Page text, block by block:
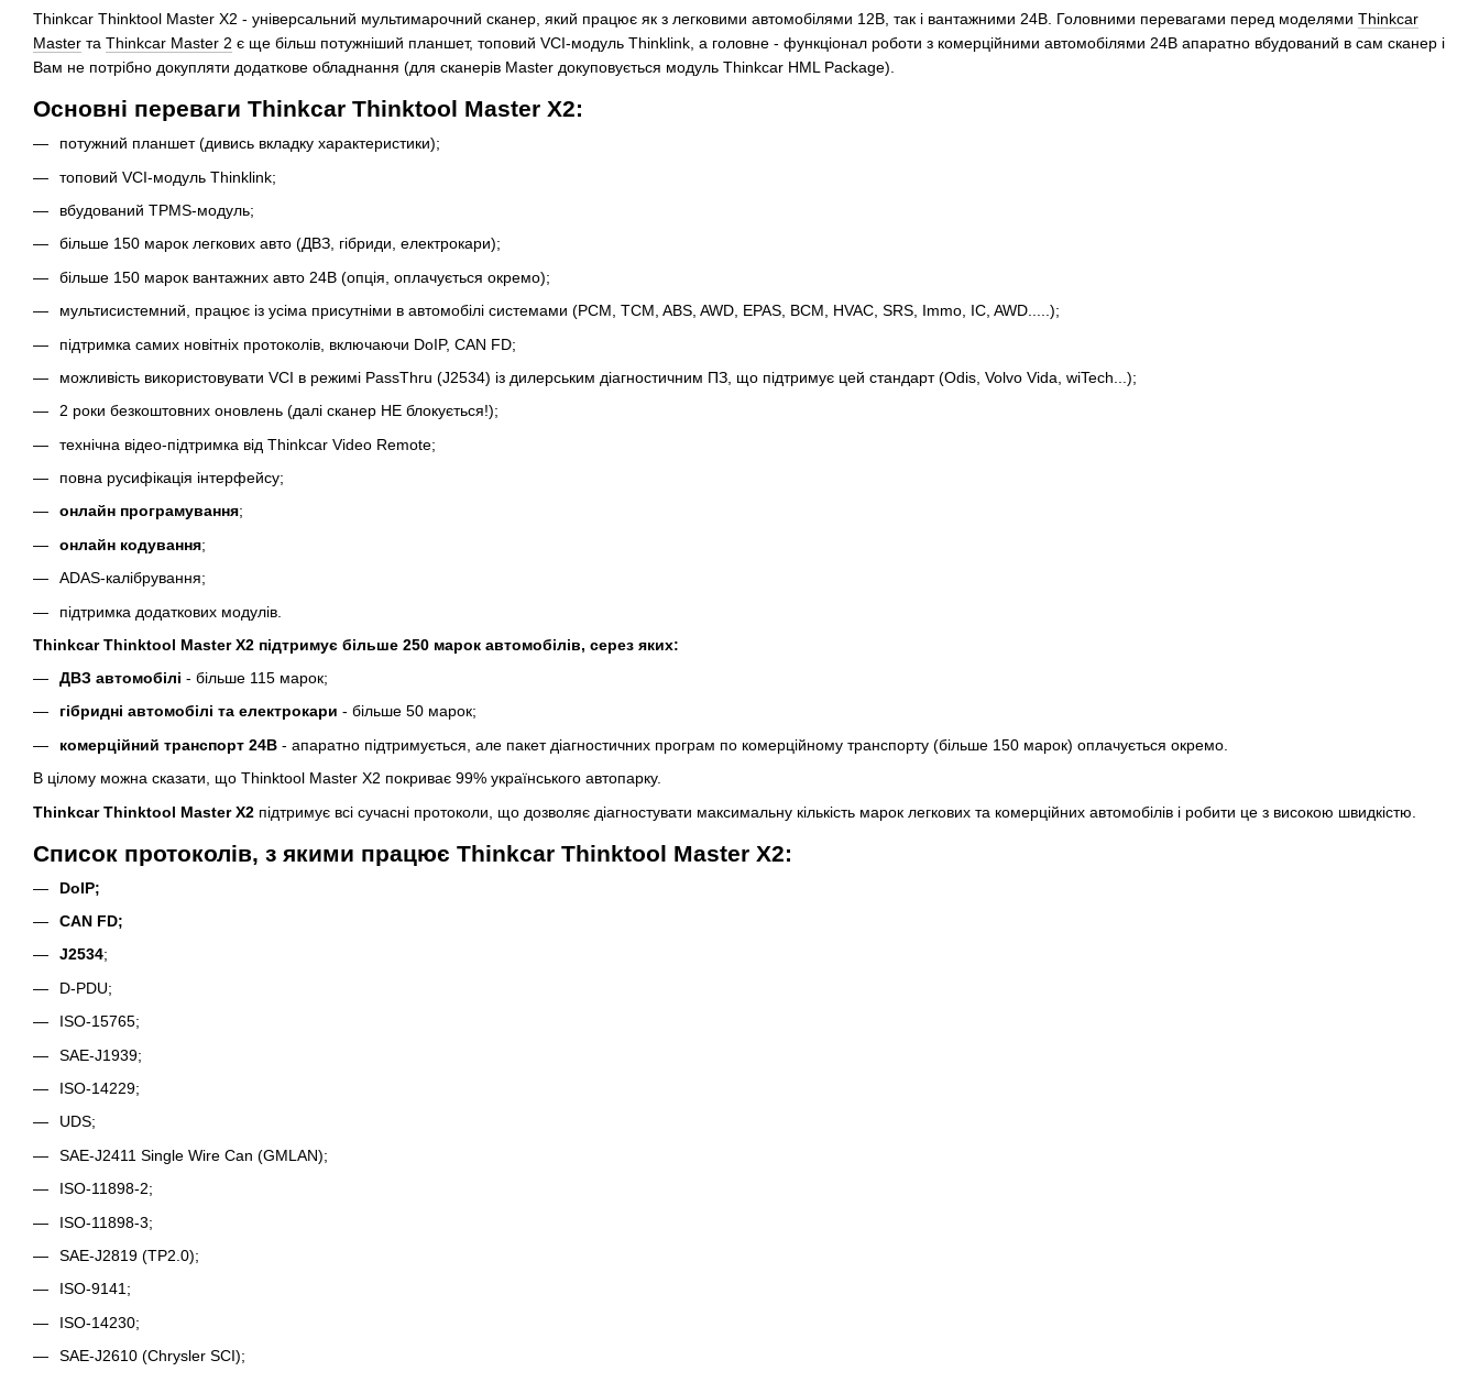
Thinkcar Thinktool Master X2 - універсальний мультимарочний сканер, який працює як з легковими автомобілями 12В, так і вантажними 24В. Головними перевагами перед моделями Thinkcar
Master та Thinkcar Master 2 є ще більш потужніший планшет, топовий VCI-модуль Thinklink, а головне - функціонал роботи з комерційними автомобілями 24В апаратно вбудований в сам сканер і
Вам не потрібно докупляти додаткове обладнання (для сканерів Master докуповується модуль Thinkcar HML Package).
Основні переваги Thinkcar Thinktool Master X2:
потужний планшет (дивись вкладку характеристики);
топовий VCI-модуль Thinklink;
вбудований TPMS-модуль;
більше 150 марок легкових авто (ДВЗ, гібриди, електрокари);
більше 150 марок вантажних авто 24В (опція, оплачується окремо);
мультисистемний, працює із усіма присутніми в автомобілі системами (PCM, TCM, ABS, AWD, EPAS, BCM, HVAC, SRS, Immo, IC, AWD.....);
підтримка самих новітніх протоколів, включаючи DoIP, CAN FD;
можливість використовувати VCI в режимі PassThru (J2534) із дилерським діагностичним ПЗ, що підтримує цей стандарт (Odis, Volvo Vida, wiTech...);
2 роки безкоштовних оновлень (далі сканер НЕ блокується!);
технічна відео-підтримка від Thinkcar Video Remote;
повна русифікація інтерфейсу;
онлайн програмування;
онлайн кодування;
ADAS-калібрування;
підтримка додаткових модулів.
Thinkcar Thinktool Master X2 підтримує більше 250 марок автомобілів, серез яких:
ДВЗ автомобілі - більше 115 марок;
гібридні автомобілі та електрокари - більше 50 марок;
комерційний транспорт 24В - апаратно підтримується, але пакет діагностичних програм по комерційному транспорту (більше 150 марок) оплачується окремо.
В цілому можна сказати, що Thinktool Master X2 покриває 99% українського автопарку.
Thinkcar Thinktool Master X2 підтримує всі сучасні протоколи, що дозволяє діагностувати максимальну кількість марок легкових та комерційних автомобілів і робити це з високою швидкістю.
Список протоколів, з якими працює Thinkcar Thinktool Master X2:
DoIP;
CAN FD;
J2534;
D-PDU;
ISO-15765;
SAE-J1939;
ISO-14229;
UDS;
SAE-J2411 Single Wire Can (GMLAN);
ISO-11898-2;
ISO-11898-3;
SAE-J2819 (TP2.0);
ISO-9141;
ISO-14230;
SAE-J2610 (Chrysler SCI);